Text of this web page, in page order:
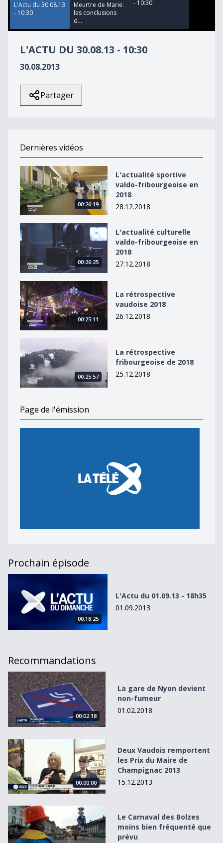
L'Actu du 30.08.13
- 10:30
Meurtre de Marie:
les conclusions
d...
- 10:30
L'ACTU DU 30.08.13 - 10:30
30.08.2013
Partager
Dernières vidéos
L&#039;actualité sportive valdo-fribourgeoise en 2018
00:26:19
L'actualité sportive
valdo-fribourgeoise en
2018
28.12.2018
L&#039;actualité culturelle valdo-fribourgeoise en
00:26:25
L'actualité culturelle
valdo-fribourgeoise en
2018
27.12.2018
La rétrospective vaudoise 2018
00:25:11
La rétrospective
vaudoise 2018
26.12.2018
00:25:57
La rétrospective
fribourgeoise de 2018
25.12.2018
Page de l'émission
Prochain épisode
L&#039;Actu du 01.09.13 - 18h35
00:18:25
L'Actu du 01.09.13 - 18h35
01.09.2013
Recommandations
La gare de Nyon devient non-fumeur
00:02:18
La gare de Nyon devient
non-fumeur
01.02.2018
Deux Vaudois remportent les Prix du Maire de
00:00:00
Deux Vaudois remportent
les Prix du Maire de
Champignac 2013
15.12.2013
Le Carnaval des Bolzes moins bien fréquenté que prévu
Le Carnaval des Bolzes
moins bien fréquenté que
prévu